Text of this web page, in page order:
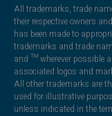
All trademarks, trade
their respective owners
has been made to
trademarks and trade
and ™ wherever possible
associated logos and
All other trademarks are
used for illustrative
unless indicated in the